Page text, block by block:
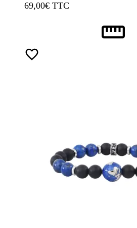
69,00€ TTC